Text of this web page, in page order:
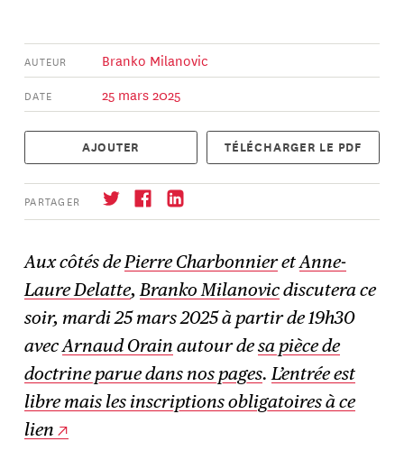
AUTEUR Branko Milanovic
DATE 25 mars 2025
AJOUTER TÉLÉCHARGER LE PDF
PARTAGER
Aux côtés dePierre CharbonnieretAnne-
Laure Delatte,Branko Milanovicdiscutera ce
soir, mardi 25 mars 2025 à partir de 19h30
avecArnaud Orain autour desa pièce de
doctrine parue dans nos pages.L’entrée est
libre mais les inscriptions obligatoires à ce
lien